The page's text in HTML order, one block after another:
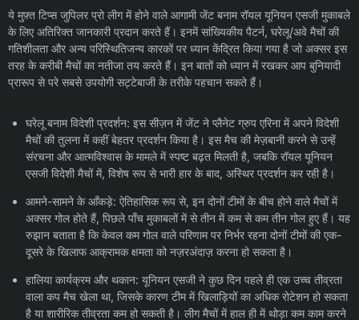
ये मुफ़्त टिप्स जुपिलर प्रो लीग में होने वाले आगामी जेंट बनाम रॉयल यूनियन एसजी मुकाबले
के लिए अतिरिक्त जानकारी प्रदान करते हैं। इनमें सांख्यिकीय पैटर्न, घरेलू/अवे मैचों की
गतिशीलता और अन्य परिस्थितिजन्य कारकों पर ध्यान केंद्रित किया गया है जो अक्सर इस
तरह के करीबी मैचों का नतीजा तय करते हैं। इन बातों को ध्यान में रखकर आप बुनियादी
प्रारूप से परे सबसे उपयोगी सट्टेबाजी के तरीके पहचान सकते हैं।
घरेलू बनाम विदेशी प्रदर्शन: इस सीज़न में जेंट ने प्लैनेट ग्रुप एरिना में अपने विदेशी
मैचों की तुलना में कहीं बेहतर प्रदर्शन किया है। इस मैच की मेज़बानी करने से उन्हें
संरचना और आत्मविश्वास के मामले में स्पष्ट बढ़त मिलती है, जबकि रॉयल यूनियन
एसजी विदेशी मैचों में, विशेष रूप से भारी हार के बाद, अस्थिर प्रदर्शन कर रही है।
आमने-सामने के आँकड़े: ऐतिहासिक रूप से, इन दोनों टीमों के बीच होने वाले मैचों में
अक्सर गोल होते हैं, पिछले पाँच मुकाबलों में से तीन में कम से कम तीन गोल हुए हैं। यह
रुझान बताता है कि केवल कम गोल वाले परिणाम पर निर्भर रहना दोनों टीमों की एक-
दूसरे के खिलाफ आक्रामक क्षमता को नज़रअंदाज़ करना हो सकता है।
हालिया कार्यक्रम और थकान: यूनियन एसजी ने कुछ दिन पहले ही एक उच्च तीव्रता
वाला कप मैच खेला था, जिसके कारण टीम में खिलाड़ियों का अधिक रोटेशन हो सकता
है या शारीरिक तीव्रता कम हो सकती है। लीग मैचों में हाल ही में थोड़ा कम काम करने